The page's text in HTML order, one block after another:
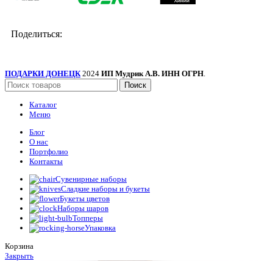
Поделиться:
ПОДАРКИ ДОНЕЦК 2024 ИП Мудрик А.В. ИНН ОГРН.
Поиск
Каталог
Меню
Блог
О нас
Портфолио
Контакты
Сувенирные наборы
Сладкие наборы и букеты
Букеты цветов
Наборы шаров
Топперы
Упаковка
Корзина
Закрыть